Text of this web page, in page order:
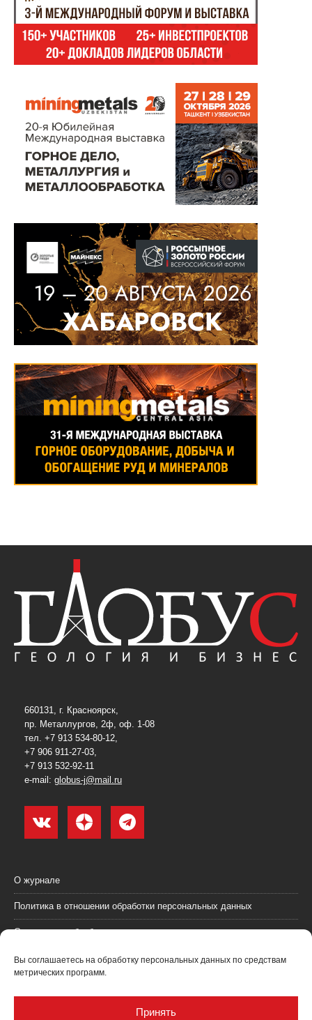
Вы соглашаетесь на обработку персональных данных по средствам
метрических программ.
Принять
660131, г. Красноярск,
пр. Металлургов, 2ф, оф. 1-08
тел. +7 913 534-80-12,
+7 906 911-27-03,
+7 913 532-92-11
e-mail: globus-j@mail.ru
О журнале
Политика в отношении обработки персональных данных
Согласие на обработку персональных данных
Пользовательское соглашение (оферта)